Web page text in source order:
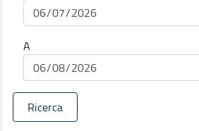
A
Ricerca